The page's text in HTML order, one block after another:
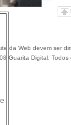
da Web devem ser
Guarita Digital. Todos